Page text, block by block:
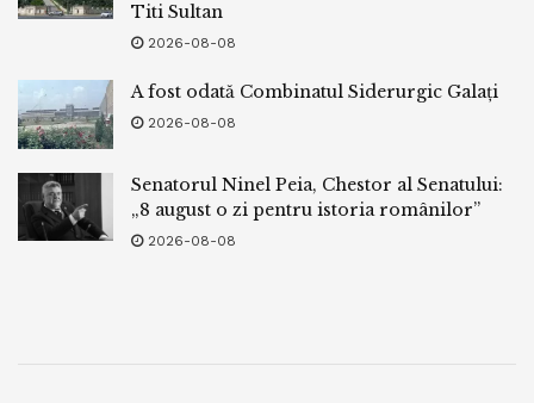
Titi Sultan
2026-08-08
A fost odată Combinatul Siderurgic Galați
2026-08-08
Senatorul Ninel Peia, Chestor al Senatului:
„8 august o zi pentru istoria românilor”
2026-08-08